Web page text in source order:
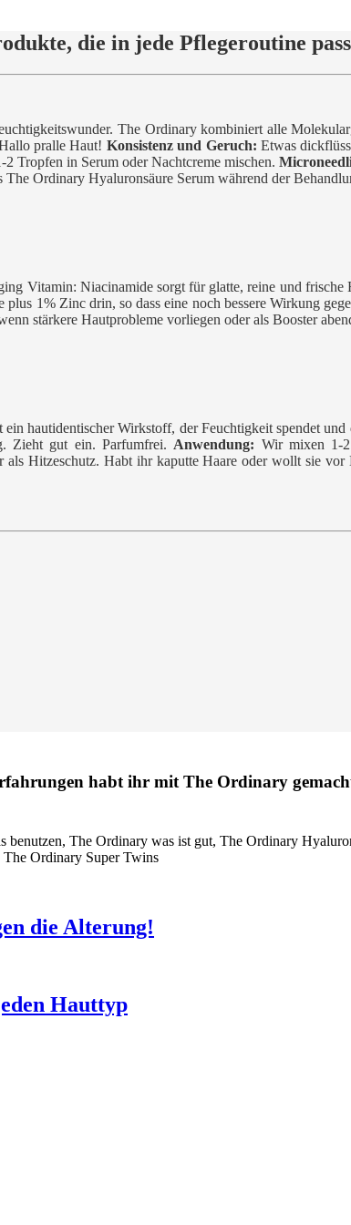
die in jede Pflegeroutine
The Ordinary kombiniert alle
pralle Haut! Konsistenz und Geruch: Etwas
Tropfen in Serum oder Nachtcreme mischen.
Ordinary Hyaluronsäure Serum während der
Vitamin: Niacinamide sorgt für glatte, reine und
1% Zinc drin, so dass eine noch bessere Wirkung
stärkere Hautprobleme vorliegen oder als Booster
hautidentischer Wirkstoff, der Feuchtigkeit spendet
Zieht gut ein. Parfumfrei. Anwendung: Wir mixen 1-
als Hitzeschutz. Habt ihr kaputte Haare oder wollt sie
habt ihr mit The Ordinary
die Alterung!
Hauttyp